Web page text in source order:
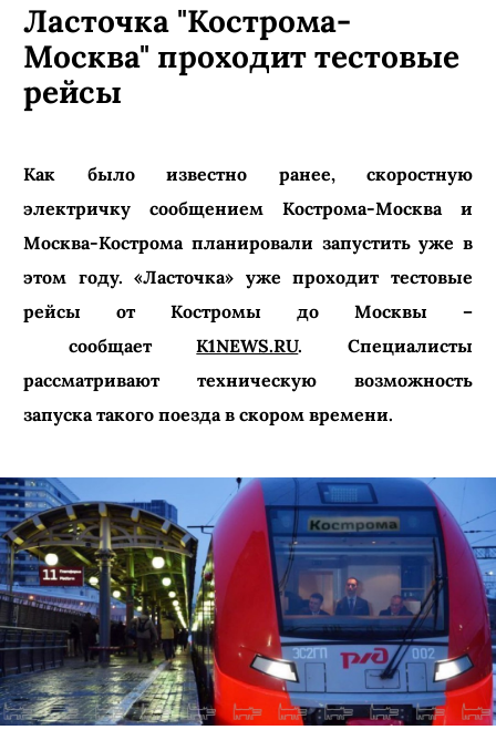
Ласточка "Кострома-
Москва" проходит тестовые
рейсы
Как было известно ранее, скоростную
электричку сообщением Кострома-Москва и
Москва-Кострома планировали запустить уже в
этом году. «Ласточка» уже проходит тестовые
рейсы от Костромы до Москвы –
сообщаетK1NEWS.RU. Специалисты
рассматривают техническую возможность
запуска такого поезда в скором времени.